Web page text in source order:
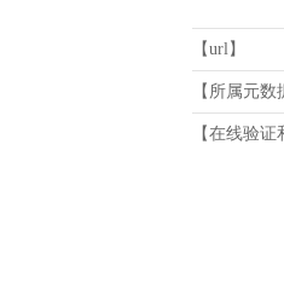
【url】
【所属元数
【在线验证